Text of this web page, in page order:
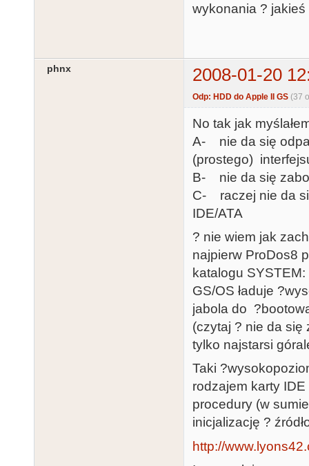
wykonania ?
phnx 2008-01-20
Odp: HDD do Apple II GS (37
No tak jak
A- nie da się
(prostego)
B- nie da się
C- raczej nie da
IDE/ATA
? nie wiem jak
najpierw ProDos8
katalogu
GS/OS ładuje
jabola do
(czytaj ? nie da się
tylko najstarsi
Taki
rodzajem karty
procedury (w
inicjalizację ?
http://